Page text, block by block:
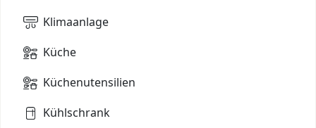
Klimaanlage
Küche
Küchenutensilien
Kühlschrank